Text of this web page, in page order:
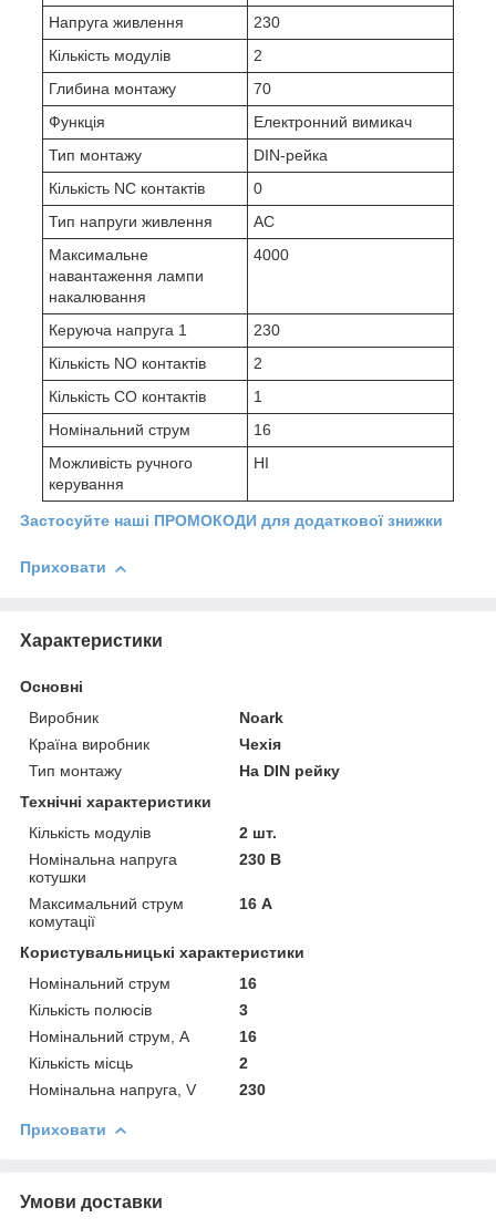
Напруга живлення
230
Кількість модулів
2
Глибина монтажу
70
Функція
Електронний вимикач
Тип монтажу
DIN-рейка
Кількість NC контактів
0
Тип напруги живлення
AC
Максимальне
навантаження лампи
накалювання
4000
Керуюча напруга 1
230
Кількість NO контактів
2
Кількість CO контактів
1
Номінальний струм
16
Можливість ручного
керування
НІ
Застосуйте наші ПРОМОКОДИ для додаткової знижки
Приховати
Характеристики
Основні
Виробник
Noark
Країна виробник
Чехія
Тип монтажу
На DIN рейку
Технічні характеристики
Кількість модулів
2 шт.
Номінальна напруга
котушки
230 В
Максимальний струм
комутації
16 А
Користувальницькі характеристики
Номінальний струм
16
Кількість полюсів
3
Номінальний струм, А
16
Кількість місць
2
Номінальна напруга, V
230
Приховати
Умови доставки